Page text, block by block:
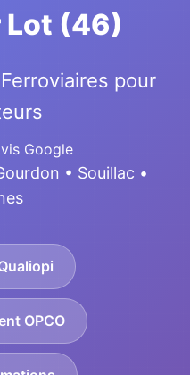
Lot (46)
pour
Google
• Souillac •
OPCO